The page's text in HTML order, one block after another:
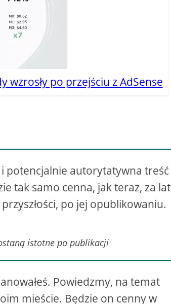
po przejściu z AdSense
potencjalnie autorytatywna treść
tak samo cenna, jak teraz, za
po jej opublikowaniu.
istotne po publikacji
Powiedzmy, na temat
mieście. Będzie on cenny w